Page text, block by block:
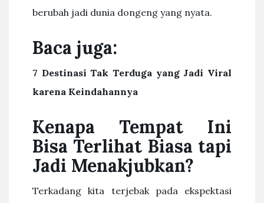
berubah jadi dunia dongeng yang nyata.
Baca juga:
7 Destinasi Tak Terduga yang Jadi Viral
karena Keindahannya
Kenapa Tempat Ini
Bisa Terlihat Biasa tapi
Jadi Menakjubkan?
Terkadang kita terjebak pada ekspektasi